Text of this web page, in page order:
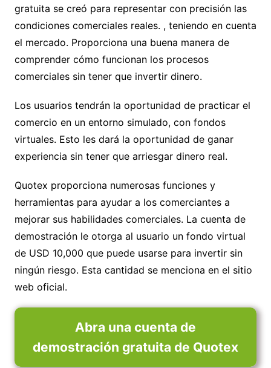
gratuita se creó para representar con precisión las
condiciones comerciales reales. , teniendo en cuenta
el mercado. Proporciona una buena manera de
comprender cómo funcionan los procesos
comerciales sin tener que invertir dinero.
Los usuarios tendrán la oportunidad de practicar el
comercio en un entorno simulado, con fondos
virtuales. Esto les dará la oportunidad de ganar
experiencia sin tener que arriesgar dinero real.
Quotex proporciona numerosas funciones y
herramientas para ayudar a los comerciantes a
mejorar sus habilidades comerciales. La cuenta de
demostración le otorga al usuario un fondo virtual
de USD 10,000 que puede usarse para invertir sin
ningún riesgo. Esta cantidad se menciona en el sitio
web oficial.
Abra una cuenta de
demostración gratuita de Quotex